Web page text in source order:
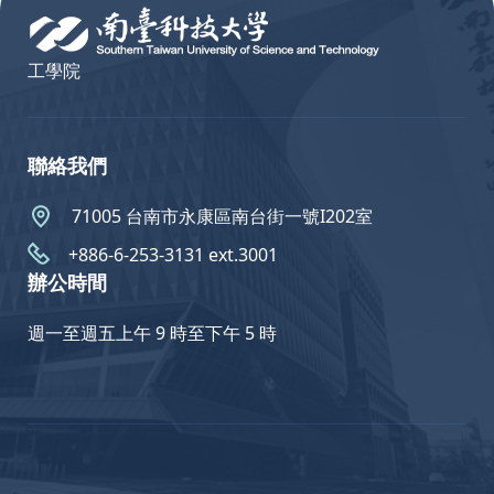
工學院
聯絡我們
71005 台南市永康區南台街一號I202室
+886-6-253-3131 ext.3001
辦公時間
週一至週五上午 9 時至下午 5 時